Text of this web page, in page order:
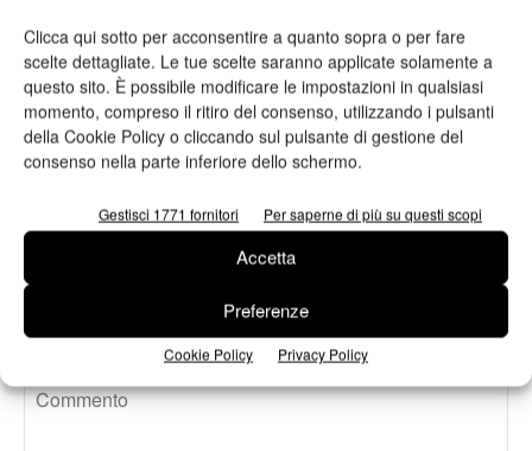
Clicca qui sotto per acconsentire a quanto sopra o per fare
scelte dettagliate. Le tue scelte saranno applicate solamente a
questo sito. È possibile modificare le impostazioni in qualsiasi
momento, compreso il ritiro del consenso, utilizzando i pulsanti
della Cookie Policy o cliccando sul pulsante di gestione del
consenso nella parte inferiore dello schermo.
Gestisci 1771 fornitori Per saperne di più su questi scopi
Accetta
Preferenze
Cookie Policy Privacy Policy
Assografici celebra 80 anni, a Milano
due giornate dedicate al futuro della
filiera grafica e cartotecnica
Heidelberg punta su packaging,
la strategia 2026
LASCIA UN COMMENTO